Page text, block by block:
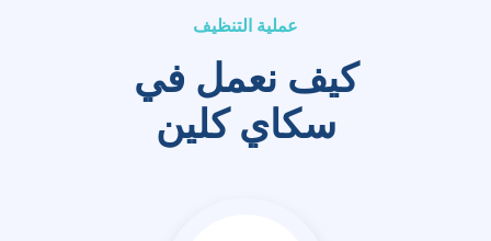
عملية التنظيف
كيف نعمل في
سكاي كلين